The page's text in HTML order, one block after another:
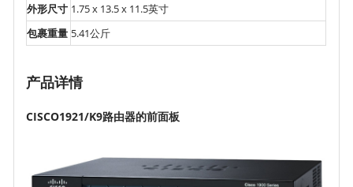
外形尺寸 1.75 x 13.5 x 11.5英寸
包裹重量 5.41公斤
产品详情
CISCO1921/K9路由器的前面板